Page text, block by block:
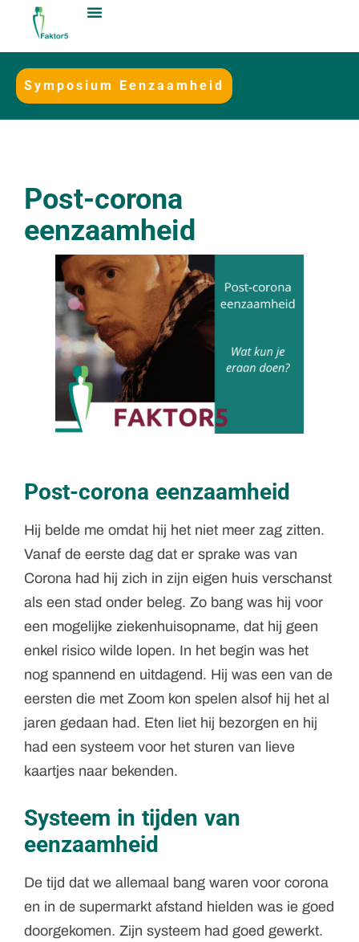
Symposium Eenzaamheid
Post-corona
eenzaamheid
Post-corona eenzaamheid
Hij belde me omdat hij het niet meer zag zitten.
Vanaf de eerste dag dat er sprake was van
Corona had hij zich in zijn eigen huis verschanst
als een stad onder beleg. Zo bang was hij voor
een mogelijke ziekenhuisopname, dat hij geen
enkel risico wilde lopen. In het begin was het
nog spannend en uitdagend. Hij was een van de
eersten die met Zoom kon spelen alsof hij het al
jaren gedaan had. Eten liet hij bezorgen en hij
had een systeem voor het sturen van lieve
kaartjes naar bekenden.
Systeem in tijden van
eenzaamheid
De tijd dat we allemaal bang waren voor corona
en in de supermarkt afstand hielden was ie goed
doorgekomen. Zijn systeem had goed gewerkt.